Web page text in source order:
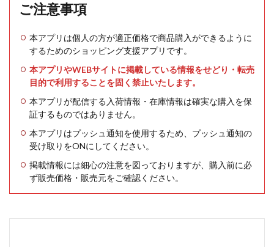
ご注意事項
本アプリは個人の方が適正価格で商品購入ができるように
するためのショッピング支援アプリです。
本アプリやWEBサイトに掲載している情報をせどり・転売
目的で利用することを固く禁止いたします。
本アプリが配信する入荷情報・在庫情報は確実な購入を保
証するものではありません。
本アプリはプッシュ通知を使用するため、プッシュ通知の
受け取りをONにしてください。
掲載情報には細心の注意を図っておりますが、購入前に必
ず販売価格・販売元をご確認ください。